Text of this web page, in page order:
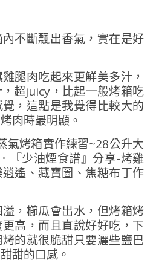
不斷飄出香氣，實在是好
腿肉吃起來更鮮美多汁，
超juicy，比起一般烤箱吃
，這點是我覺得比較大的
肉時最明顯。
，櫛瓜會出水，但烤箱烤
高，而且直說好好吃，下
的就很脆甜只要灑些鹽巴
甜的口感。